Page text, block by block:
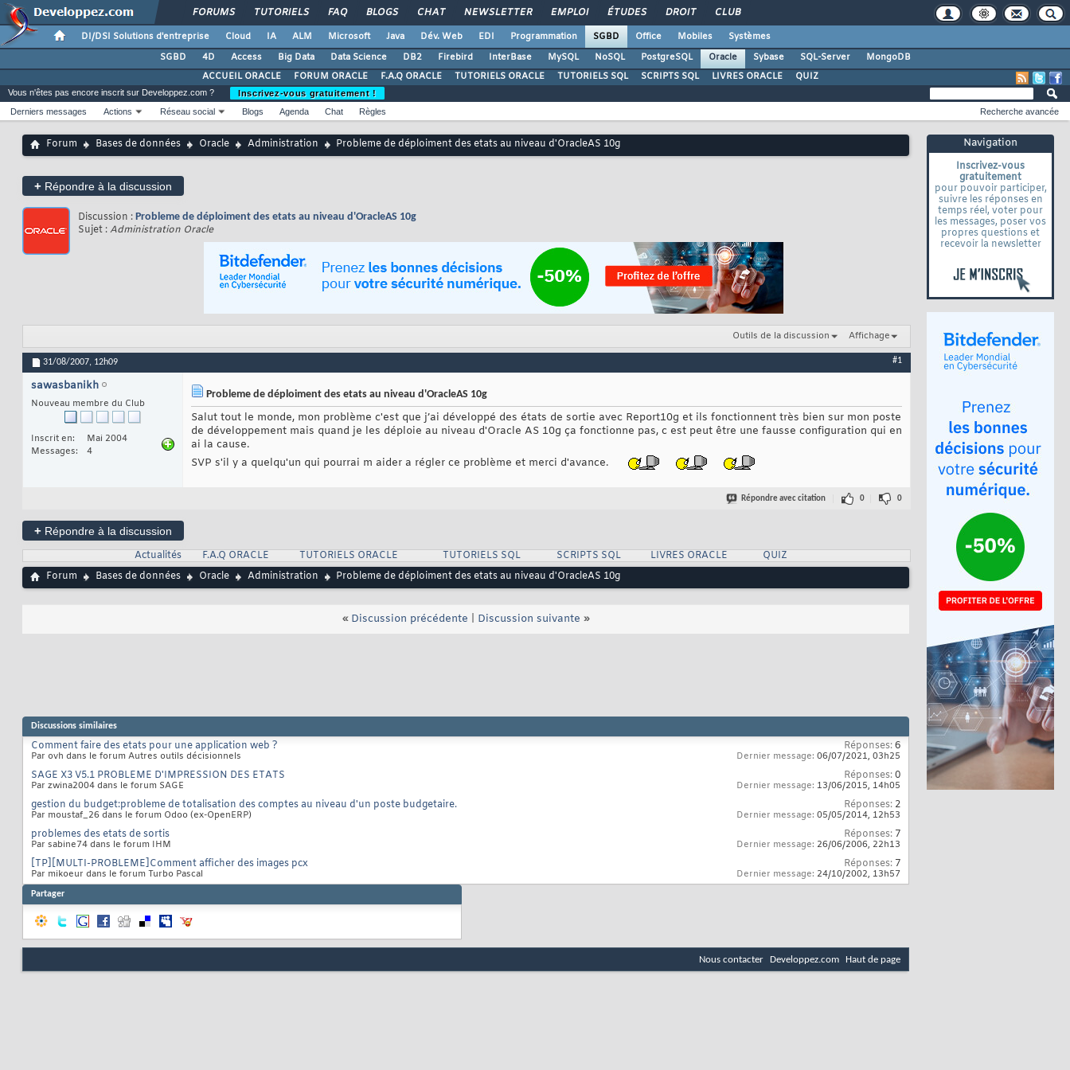
FORUMS TUTORIELS FAQ BLOGS CHAT NEWSLETTER EMPLOI ÉTUDES DROIT CLUB
DI/DSI Solutions d'entreprise Cloud IA ALM Microsoft Java Dév. Web EDI Programmation SGBD Office Mobiles
Systèmes
SGBD
4D Access Big Data Data Science DB2 Firebird InterBase MySQL NoSQL PostgreSQL Oracle Sybase SQL-Server
MongoDB
ACCUEIL ORACLE
FORUM ORACLE F.A.Q ORACLE TUTORIELS ORACLE TUTORIELS SQL SCRIPTS SQL LIVRES ORACLE QUIZ
Navigation
Inscrivez-vous
gratuitement
pour pouvoir participer,
suivre les réponses en
temps réel, voter pour
les messages, poser vos
propres questions et
recevoir la newsletter
Vous n'êtes pas encore inscrit sur Developpez.com ?
Inscrivez-vous gratuitement !
Derniers messages
Actions Réseau social Blogs Agenda Chat Règles Recherche avancée
Forum Bases de données Oracle Administration Probleme de déploiment des etats au niveau d'OracleAS 10g
+ Répondre à la discussion
Discussion : Probleme de déploiment des etats au niveau d'OracleAS 10g
Sujet :Administration Oracle
Outils de la discussion Affichage
31/08/2007, 12h09 #1
sawasbanikh
Nouveau membre du Club
Inscrit en
Mai 2004
Messages
4
Probleme de déploiment des etats au niveau d'OracleAS 10g
Salut tout le monde, mon problème c'est que j’ai développé des états de sortie avec Report10g et ils fonctionnent très bien sur mon poste
de développement mais quand je les déploie au niveau d'Oracle AS 10g ça fonctionne pas, c est peut être une fausse configuration qui en
ai la cause.
SVP s'il y a quelqu'un qui pourrai m aider a régler ce problème et merci d'avance.
Répondre avec citation 0 0
+ Répondre à la discussion
Actualités
F.A.Q ORACLE TUTORIELS ORACLE TUTORIELS SQL SCRIPTS SQL LIVRES ORACLE
QUIZ
Forum
Bases de données Oracle Administration Probleme de déploiment des etats au niveau d'OracleAS 10g
« Discussion précédente Discussion suivante »
Discussions similaires
Comment faire des etats pour une application web ?
Par ovh dans le forum Autres outils décisionnels
Réponses:6
Dernier message: 06/07/2021, 03h25
SAGE X3 V5.1 PROBLEME D'IMPRESSION DES ETATS
Par zwina2004 dans le forum SAGE
Réponses:0
Dernier message: 13/06/2015, 14h05
gestion du budget:probleme de totalisation des comptes au niveau d'un poste budgetaire.
Par moustaf_26 dans le forum Odoo (ex-OpenERP)
Réponses: 2
Dernier message: 05/05/2014, 12h53
problemes des etats de sortis
Par sabine74 dans le forum IHM
Réponses: 7
Dernier message: 26/06/2006, 22h13
[TP][MULTI-PROBLEME]Comment afficher des images pcx
Par mikoeur dans le forum Turbo Pascal
Réponses: 7
Dernier message: 24/10/2002, 13h57
Partager
Nous contacter Developpez.com Haut de page